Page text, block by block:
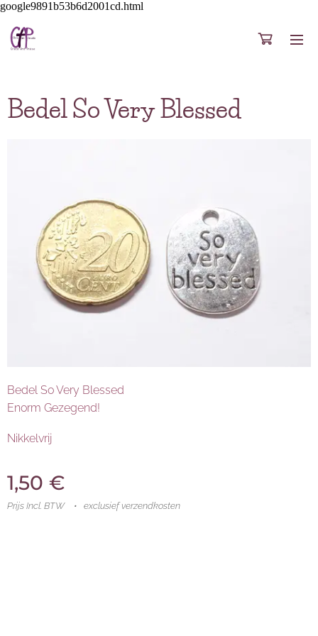
google9891b53b6d2001cd.html
Bedel So Very Blessed
Bedel So Very Blessed
Enorm Gezegend!
Nikkelvrij
1,50 €
Prijs Incl. BTW exclusief verzendkosten